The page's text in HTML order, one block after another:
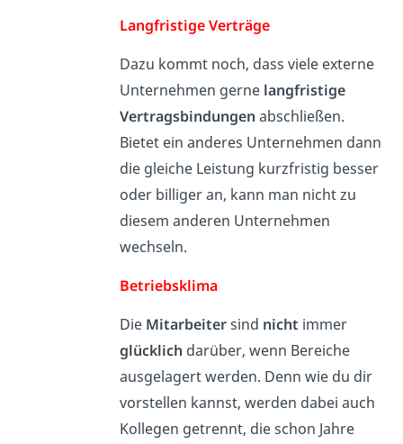
Langfristige Verträge
Dazu kommt noch, dass viele externe
Unternehmen gerne langfristige
Vertragsbindungen abschließen.
Bietet ein anderes Unternehmen dann
die gleiche Leistung kurzfristig besser
oder billiger an, kann man nicht zu
diesem anderen Unternehmen
wechseln.
Betriebsklima
Die Mitarbeitersind nicht immer
glücklich darüber, wenn Bereiche
ausgelagert werden. Denn wie du dir
vorstellen kannst, werden dabei auch
Kollegen getrennt, die schon Jahre